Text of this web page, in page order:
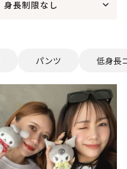
身長制限なし
パンツ 低身長